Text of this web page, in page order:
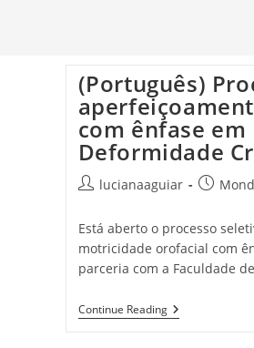
(Português)
com ênfase em
Deformidade
lucianaaguiar
Está aberto o processo
motricidade orofacial com
parceria com a Faculdade
Continue Reading